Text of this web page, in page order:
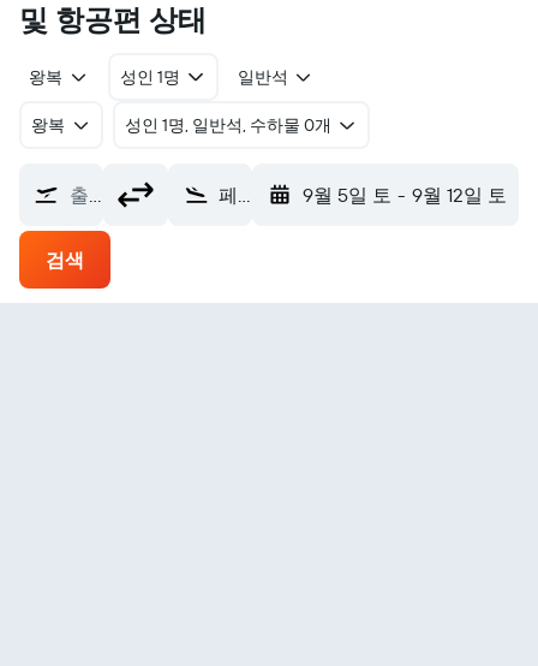
및 항공편 상태
왕복 성인 1명 일반석
왕복 ​성인 1명, 일반석, 수하물 0개
출발지 페스카라 아브루초 공항 (PSR) 9월 5일 토 - 9월 12일 토
검색